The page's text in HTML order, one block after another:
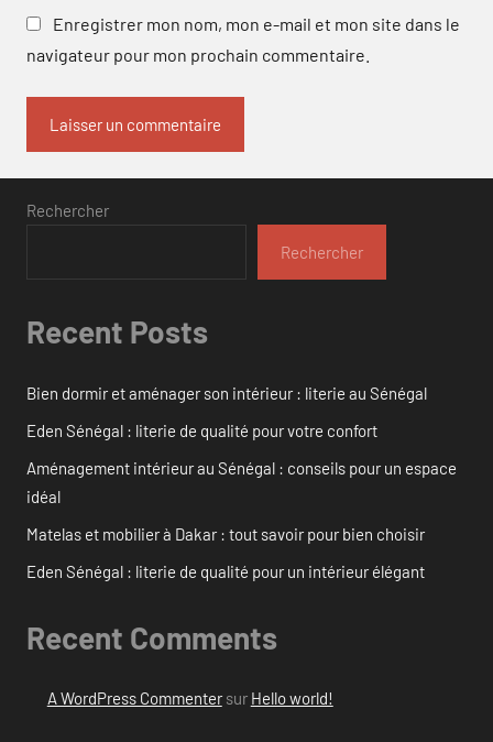
Enregistrer mon nom, mon e-mail et mon site dans le
navigateur pour mon prochain commentaire.
Rechercher
Rechercher
Recent Posts
Bien dormir et aménager son intérieur : literie au Sénégal
Eden Sénégal : literie de qualité pour votre confort
Aménagement intérieur au Sénégal : conseils pour un espace
idéal
Matelas et mobilier à Dakar : tout savoir pour bien choisir
Eden Sénégal : literie de qualité pour un intérieur élégant
Recent Comments
A WordPress Commentersur Hello world!